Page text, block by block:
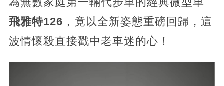
飛雅特126 ，竟以全新姿態重磅回歸，這
波情懷殺直接戳中老車迷的心！